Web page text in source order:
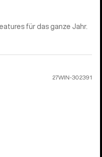
für das ganze Jahr.
27WIN-302391